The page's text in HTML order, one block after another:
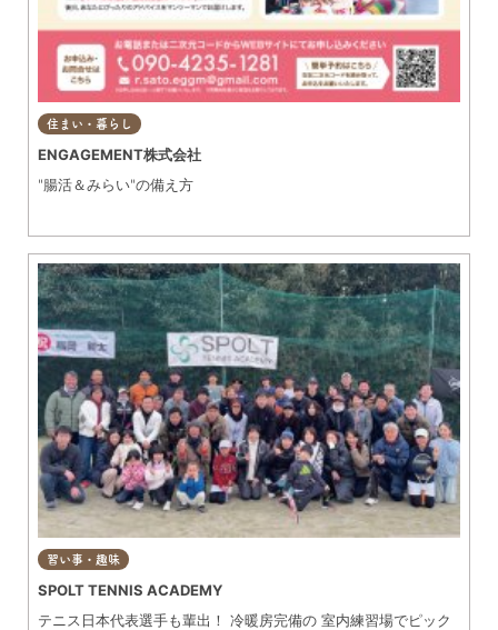
住まい・暮らし
ENGAGEMENT株式会社
"腸活＆みらい"の備え方
習い事・趣味
SPOLT TENNIS ACADEMY
テニス日本代表選手も輩出！ 冷暖房完備の 室内練習場でピック